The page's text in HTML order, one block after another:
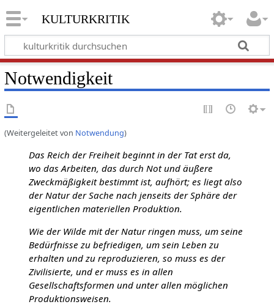
kulturkritik
Notwendigkeit
(Weitergeleitet von Notwendung)
Das Reich der Freiheit beginnt in der Tat erst da,
wo das Arbeiten, das durch Not und äußere
Zweckmäßigkeit bestimmt ist, aufhört; es liegt also
der Natur der Sache nach jenseits der Sphäre der
eigentlichen materiellen Produktion.
Wie der Wilde mit der Natur ringen muss, um seine
Bedürfnisse zu befriedigen, um sein Leben zu
erhalten und zu reproduzieren, so muss es der
Zivilisierte, und er muss es in allen
Gesellschaftsformen und unter allen möglichen
Produktionsweisen.